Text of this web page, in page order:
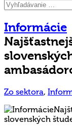
Informácie
Zo sektora,